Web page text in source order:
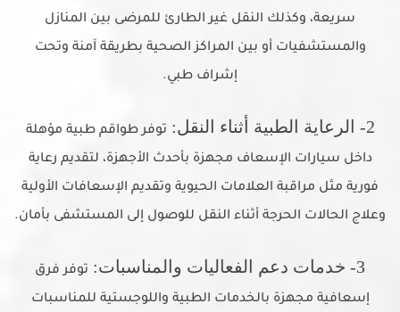
سريعة، وكذلك النقل غير الطارئ للمرضى بين المنازل
والمستشفيات أو بين المراكز الصحية بطريقة آمنة وتحت
إشراف طبي.
2- الرعاية الطبية أثناء النقل:
توفر طواقم طبية مؤهلة
داخل سيارات الإسعاف مجهزة بأحدث الأجهزة، لتقديم رعاية
فورية مثل مراقبة العلامات الحيوية وتقديم الإسعافات الأولية
وعلاج الحالات الحرجة أثناء النقل للوصول إلى المستشفى بأمان.
3- خدمات دعم الفعاليات والمناسبات:
توفر فرق
إسعافية مجهزة بالخدمات الطبية واللوجستية للمناسبات